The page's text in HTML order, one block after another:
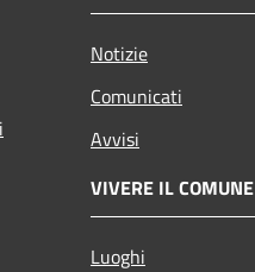
Notizie
Comunicati
Avvisi
VIVERE IL COMUNE
Luoghi